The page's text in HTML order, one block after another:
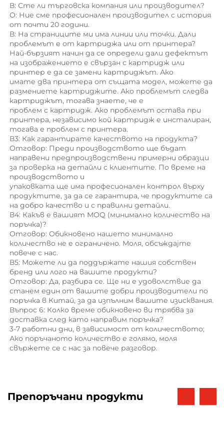
В: Сте ли търговска компания или производител?
O: Ние сме професионален производител с история
от почти 20 години.
В: На страниците ми има линии или точки. Дали
проблемът е от картриджa или от принтерa?
Най-бързият начин да се определи дали дефектът
на изображението е свързан с картридж или
принтер е да се замени картриджът. Ако
имате два принтера от същата модел, можете да
размениете картриджите. Ако проблемът следва
картриджът, тогава знаете, че е
проблем с картридж. Ако проблемът остава при
принтера, независимо кой картридж е инсталиран,
тогава е проблем с принтера.
В3: Как гарантирате качеството на продукта?
Отговор: Преди производството ще бъдат
направени предпроизводствени примерни образци
за проверка на детайли с клиентите. По време на
производството и
упаковката ще има професионален контрол върху
продуктите, за да се гарантира, че продуктите са
на добро качество и с правилни детайли.
В4: Какъв е вашият MOQ (минимално количество на
поръчка)?
Отговор: Обикновено нашето минимално
количество не е ограничено. Моля, обсъждајте
повече с нас.
В5: Можете ли да поддържате нашия собствен
бренд или лого на вашите продукти?
Отговор: Да, разбира се. Ще ни е удоволствие да
станем един от вашите добри производители по
Въпрос 6: Колко време обикновено ви трябва за
доставка след като направим поръчка?
3-7 работни дни, в зависимост от количеството;
Ако поръчаното количество е голямо, моля
свържете се с нас за повече разговор.
Препоръчани продукти